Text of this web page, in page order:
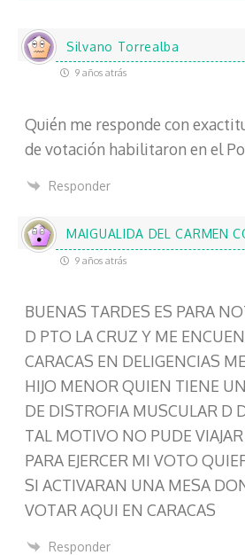
Silvano Torrealba
9 años atrás
Quién me responde con
de votación habilitaron en el
Responder
MAIGUALIDA DEL CARMEN
9 años atrás
BUENAS TARDES ES PARA
D PTO LA CRUZ Y ME
CARACAS EN DELIGENCIAS
HIJO MENOR QUIEN TIENE
DE DISTROFIA MUSCULAR D
TAL MOTIVO NO PUDE
PARA EJERCER MI VOTO
SI ACTIVARAN UNA MESA
VOTAR AQUI EN CARACAS
Responder